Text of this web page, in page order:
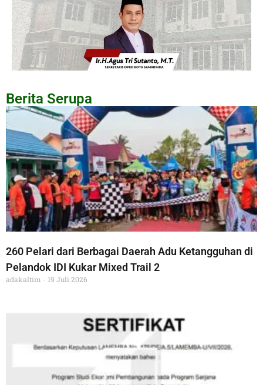
Berita Serupa
260 Pelari dari Berbagai Daerah Adu Ketangguhan di
Pelandok IDI Kukar Mixed Trail 2
adakaltim 19 Juli 2026